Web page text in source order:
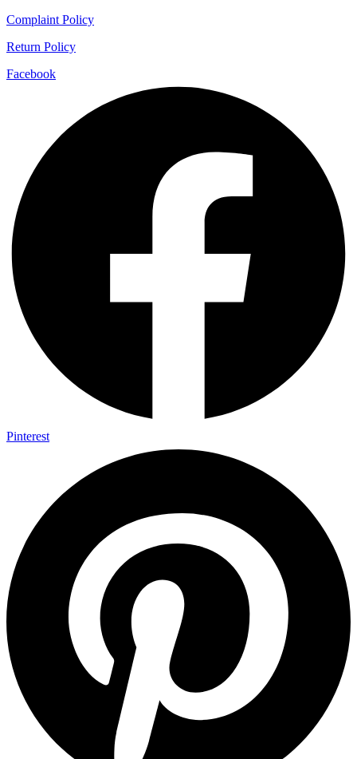
Complaint Policy
Return Policy
Facebook
Pinterest